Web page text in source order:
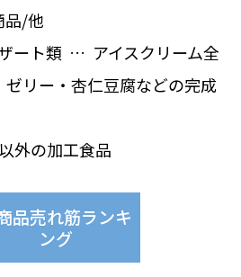
品/他
ート類 … アイスクリーム全
リー・杏仁豆腐などの完成
外の加工食品
品売れ筋ランキ
ング